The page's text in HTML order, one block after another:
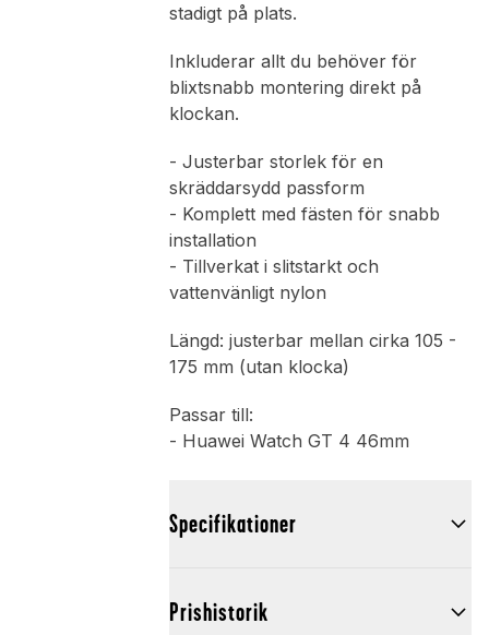
stadigt på plats.
Inkluderar allt du behöver för
blixtsnabb montering direkt på
klockan.
- Justerbar storlek för en
skräddarsydd passform
- Komplett med fästen för snabb
installation
- Tillverkat i slitstarkt och
vattenvänligt nylon
Längd: justerbar mellan cirka 105 -
175 mm (utan klocka)
Passar till:
- Huawei Watch GT 4 46mm
Specifikationer
Prishistorik